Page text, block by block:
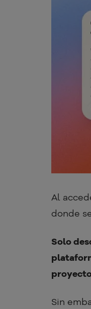
Al
donde
Solo
Sin